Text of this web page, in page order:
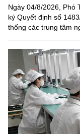
Ngày 04/8/2026, Phó
ký Quyết định số
thống các trung tâm